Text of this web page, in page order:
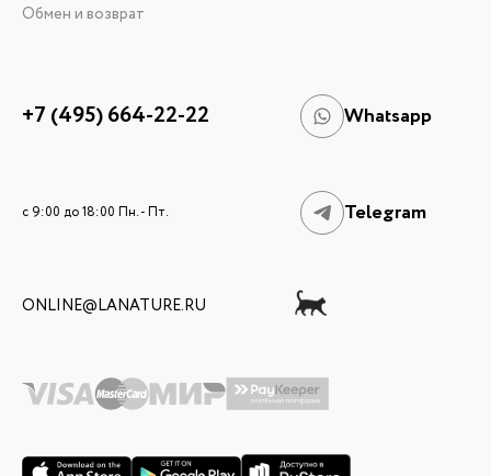
Обмен и возврат
+7 (495) 664-22-22 Whatsapp
c 9:00 до 18:00 Пн. - Пт. Telegram
ONLINE@LANATURE.RU